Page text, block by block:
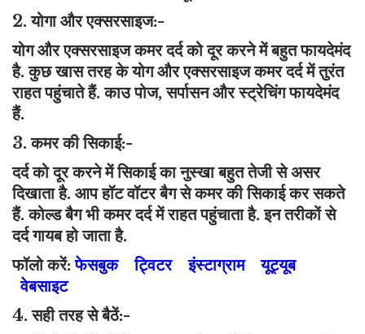
2. योगा और एक्सरसाइज:-
योग और एक्सरसाइज कमर दर्द को दूर करने में बहुत फायदेमंद
है. कुछ खास तरह के योग और एक्सरसाइज कमर दर्द में तुरंत
राहत पहुंचाते हैं. काउ पोज, सर्पासन और स्ट्रेचिंग फायदेमंद
हैं.
3. कमर की सिकाई:-
दर्द को दूर करने में सिकाई का नुस्खा बहुत तेजी से असर
दिखाता है. आप हॉट वॉटर बैग से कमर की सिकाई कर सकते
हैं. कोल्ड बैग भी कमर दर्द में राहत पहुंचाता है. इन तरीकों से
दर्द गायब हो जाता है.
फॉलो करें:फेसबुक ट्विटर इंस्टाग्राम
यूट्यूब
वेबसाइट
4. सही तरह से बैठें:-